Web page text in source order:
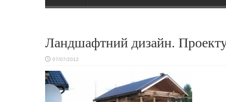
Ландшафтний дизайн.
07/07/2012